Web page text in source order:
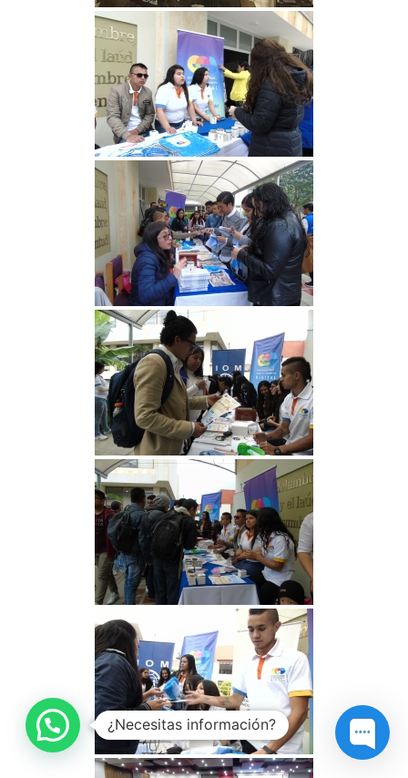
¿Necesitas información?